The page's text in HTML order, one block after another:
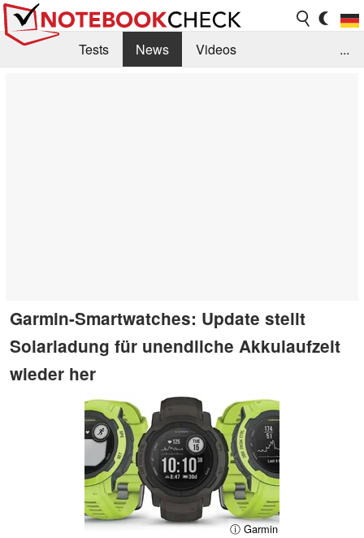
Tests News
Videos
...
Garmin-Smartwatches: Update stellt
Solarladung für unendliche Akkulaufzeit
wieder her
ⓘ Garmin